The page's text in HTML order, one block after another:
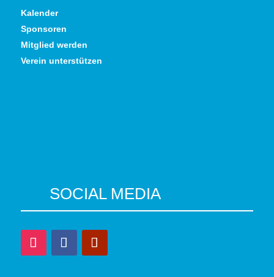
Kalender
Sponsoren
Mitglied werden
Verein unterstützen
SOCIAL MEDIA